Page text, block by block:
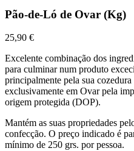
Pão-de-Ló de Ovar (Kg)
25,90 €
Excelente combinação dos
para culminar num produto
principalmente pela sua
exclusivamente em Ovar pela
origem protegida (DOP).
Mantém as suas propriedades
confecção. O preço indicado é
mínimo de 250 grs. por pessoa.